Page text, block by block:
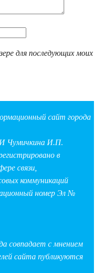
для последующих моих
сайт города
Чумичкина И.П.
в
связи,
коммуникаций
номер Эл №
совпадает с мнением
сайта публикуются